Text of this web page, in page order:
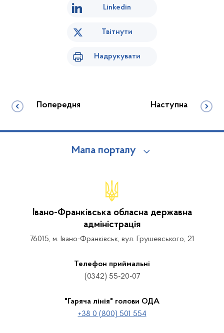
Linkedin
Твітнути
Надрукувати
Попередня Наступна
Мапа порталу
Івано-Франківська обласна державна
адміністрація
76015, м. Івано-Франківськ, вул. Грушевського, 21
Телефон приймальні
(0342) 55-20-07
"Гаряча лінія" голови ОДА
+38 0 (800) 501 554